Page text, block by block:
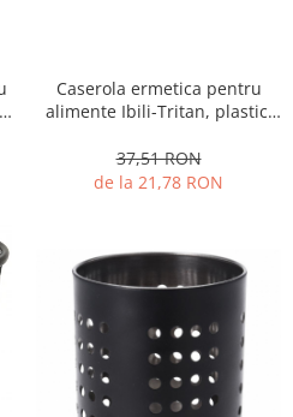
Caserola ermetica pentru
alimente Ibili-Tritan, plastic,
transparent/verde
37,51 RON
de la 21,78 RON